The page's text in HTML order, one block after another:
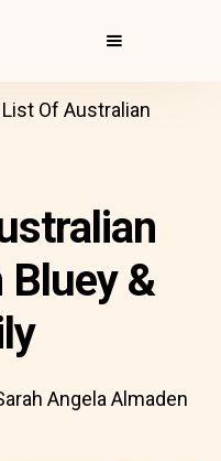
Of Australian
Bluey &
Angela Almaden